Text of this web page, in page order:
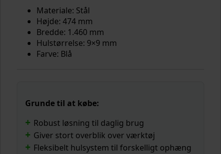
Materiale: Stål
Højde: 474 mm
Bredde: 1.460 mm
Hulstørrelse: 9×9 mm
Farve: Blå
Grunde til at købe:
Robust løsning til daglig brug
Giver stort overblik over værktøj
Fleksibelt hulsystem til forskelligt ophæng